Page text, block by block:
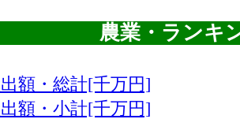
農業・ランキ
額・総計[千万円]
額・小計[千万円]